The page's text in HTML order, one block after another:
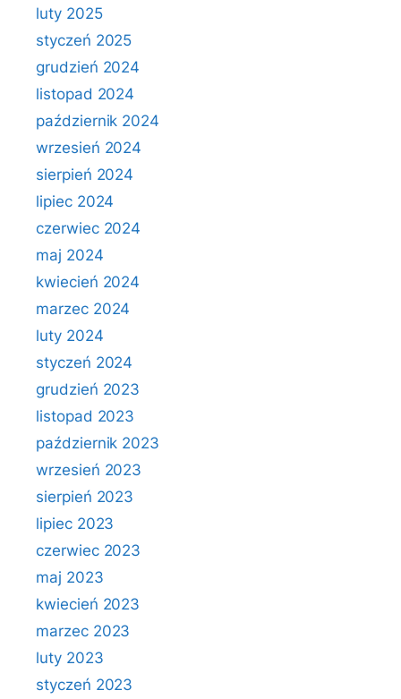
luty 2025
styczeń 2025
grudzień 2024
listopad 2024
październik 2024
wrzesień 2024
sierpień 2024
lipiec 2024
czerwiec 2024
maj 2024
kwiecień 2024
marzec 2024
luty 2024
styczeń 2024
grudzień 2023
listopad 2023
październik 2023
wrzesień 2023
sierpień 2023
lipiec 2023
czerwiec 2023
maj 2023
kwiecień 2023
marzec 2023
luty 2023
styczeń 2023